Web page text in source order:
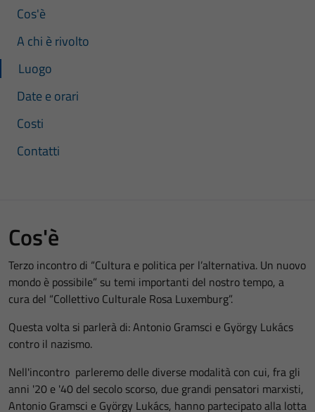
Cos'è
A chi è rivolto
Luogo
Date e orari
Costi
Contatti
Cos'è
Terzo incontro di “Cultura e politica per l’alternativa. Un nuovo
mondo è possibile” su temi importanti del nostro tempo, a
cura del “Collettivo Culturale Rosa Luxemburg”.
Questa volta si parlerà di: Antonio Gramsci e György Lukács
contro il nazismo.
Nell'incontro parleremo delle diverse modalità con cui, fra gli
anni '20 e '40 del secolo scorso, due grandi pensatori marxisti,
Antonio Gramsci e György Lukács, hanno partecipato alla lotta